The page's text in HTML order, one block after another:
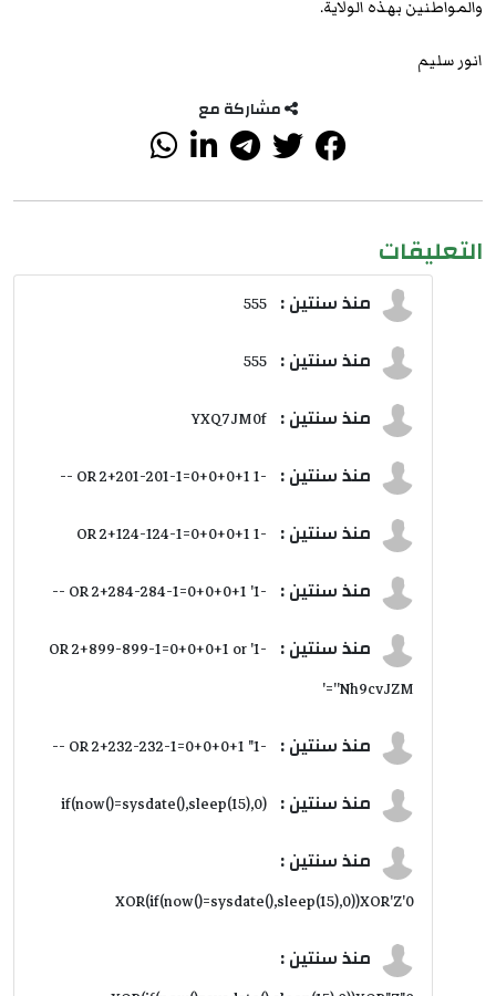
والمواطنين بهذه الولاية.
انور سليم
مشاركة مع
التعليقات
منذ سنتين : 555
منذ سنتين : 555
منذ سنتين : YXQ7JM0f
منذ سنتين : -1 OR 2+201-201-1=0+0+0+1 --
منذ سنتين : -1 OR 2+124-124-1=0+0+0+1
منذ سنتين : -1' OR 2+284-284-1=0+0+0+1 --
منذ سنتين :
-1' OR 2+899-899-1=0+0+0+1 or
'Nh9cvJZM'='
منذ سنتين : -1" OR 2+232-232-1=0+0+0+1 --
منذ سنتين : if(now()=sysdate(),sleep(15),0)
منذ سنتين :
0'XOR(if(now()=sysdate(),sleep(15),0))XOR'Z
منذ سنتين :